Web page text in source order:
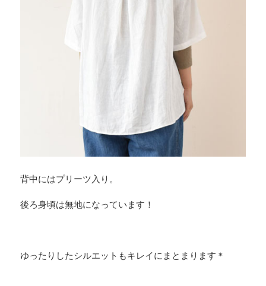
背中にはプリーツ入り。
後ろ身頃は無地になっています！
ゆったりしたシルエットもキレイにまとまります＊